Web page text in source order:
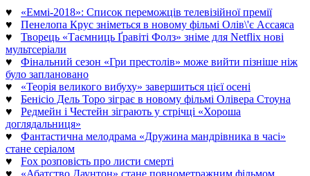
♥ «Еммі-2018»: Список переможців телевізійної премії
♥ Пенелопа Крус зніметься в новому фільмі Олів\'є Ассаяса
♥ Творець «Таємниць Ґравіті Фолз» зніме для Netflix нові
мультсеріали
♥ Фінальний сезон «Гри престолів» може вийти пізніше ніж
було заплановано
♥ «Теорія великого вибуху» завершиться цієї осені
♥ Бенісіо Дель Торо зіграє в новому фільмі Олівера Стоуна
♥ Редмейн і Честейн зіграють у стрічці «Хороша
доглядальниця»
♥ Фантастична мелодрама «Дружина мандрівника в часі»
стане серіалом
♥ Fox розповість про листи смерті
♥ «Абатство Даунтон» стане повнометражним фільмом